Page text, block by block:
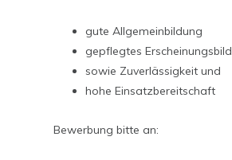
gute Allgemeinbildung
gepflegtes Erscheinungsbild
sowie Zuverlässigkeit und
hohe Einsatzbereitschaft
Bewerbung bitte an: